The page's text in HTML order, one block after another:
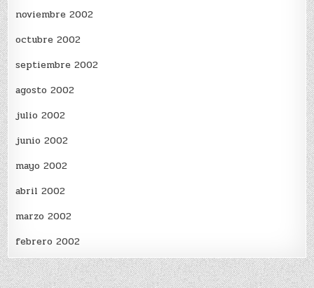
noviembre 2002
octubre 2002
septiembre 2002
agosto 2002
julio 2002
junio 2002
mayo 2002
abril 2002
marzo 2002
febrero 2002